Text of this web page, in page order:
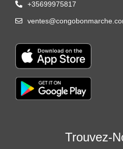
+35699975817
Trouvez-